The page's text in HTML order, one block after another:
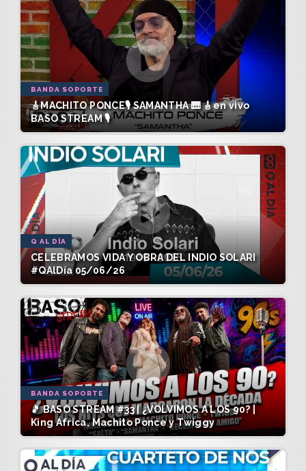
BANDA SOPORTE
🎸MACHITO PONCE🎙️ SAMANTHA 🎹 🎸en vivo
BASO STREAM 🎙️
Q AL DÍA
CELEBRAMOS VIDA Y OBRA DEL INDIO SOLARI
#QAlDía 05/06/26
BANDA SOPORTE
🎵 BASO STREAM #33 | ¿VOLVIMOS A LOS 90? |
King África, Machito Ponce y Twiggy